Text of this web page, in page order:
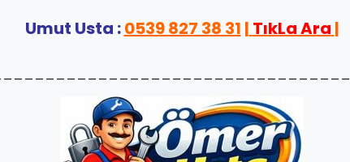
Umut Usta :0539 827 38 31 | TıkLa Ara |